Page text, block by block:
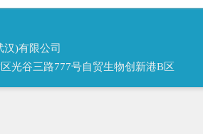
)有限公司
光谷三路777号自贸生物创新港B区